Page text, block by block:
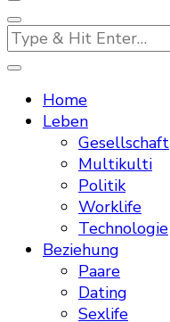
Looking
for
Something?
Home
Leben
Gesellschaft
Multikulti
Politik
Worklife
Technologie
Beziehung
Paare
Dating
Sexlife